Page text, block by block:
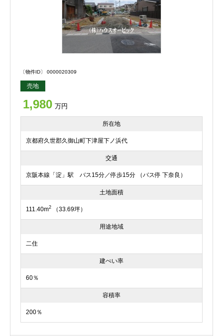
〔物件ID〕 0000020309
売地
1,980 万円
所在地
京都府久世郡久御山町下津屋下ノ浜代
交通
京阪本線「淀」駅 バス15分／停歩15分 （バス停 下奈良）
土地面積
111.40m2 （33.69坪）
用途地域
二住
建ぺい率
60％
容積率
200％